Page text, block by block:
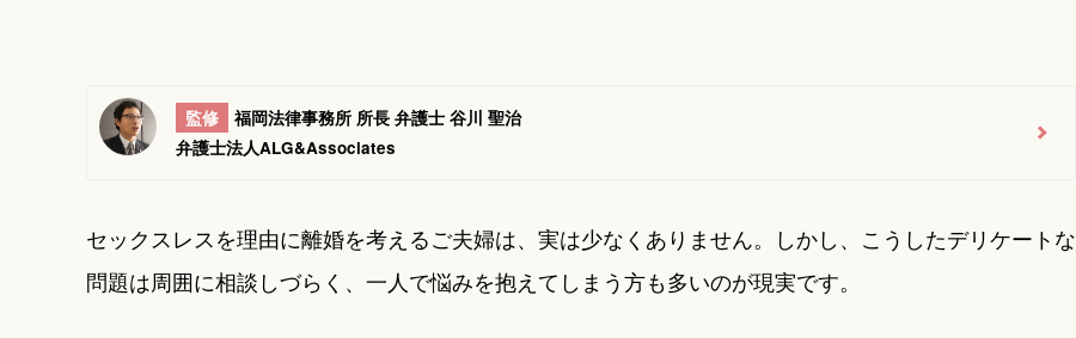
監修
福岡法律事務所 所長 弁護士 谷川 聖治
弁護士法人ALG&Associates
セックスレスを理由に離婚を考えるご夫婦は、実は少なくありません。しかし、こうしたデリケートな
問題は周囲に相談しづらく、一人で悩みを抱えてしまう方も多いのが現実です。